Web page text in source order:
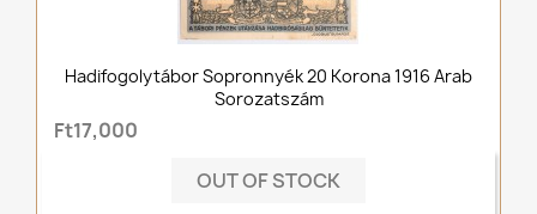
Hadifogolytábor Sopronnyék 20 Korona 1916 Arab
Sorozatszám
Ft17,000
OUT OF STOCK